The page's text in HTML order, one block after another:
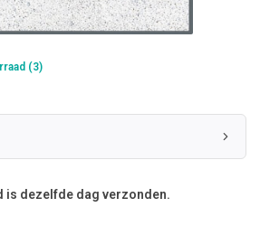
(3)
is dezelfde dag verzonden.